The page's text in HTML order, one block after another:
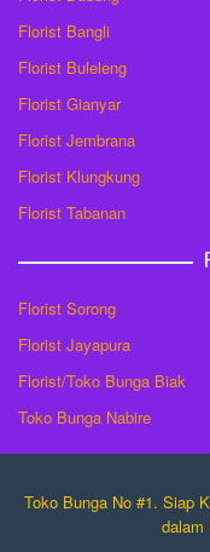
Florist Bangli
Florist Buleleng
Florist Gianyar
Florist Jembrana
Florist Klungkung
Florist Tabanan
Florist Sorong
Florist Jayapura
Florist/Toko Bunga Biak
Toko Bunga Nabire
Toko Bunga No #1. Siap
dalam